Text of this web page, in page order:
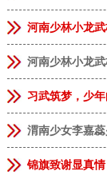
河南少林小龙
河南少林小龙
习武筑梦，少
渭南少女李嘉
锦旗致谢显真